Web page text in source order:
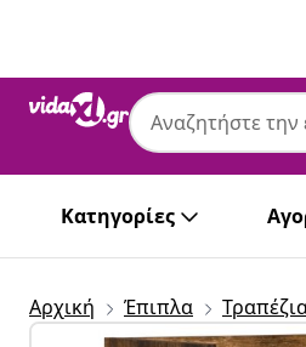
Κατηγορίες
Αρχική Έπιπλα